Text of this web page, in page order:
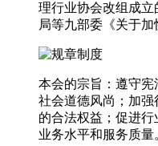
理行业协会改组成
局等九部委《关于
本会的宗旨：遵守
社会道德风尚；加
的合法权益；促进
业务水平和服务质量